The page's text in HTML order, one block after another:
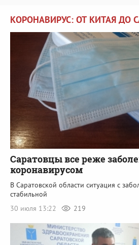
КОРОНАВИРУС: ОТ КИТАЯ ДО
Саратовцы все реже
коронавирусом
В Саратовской области ситуация с
стабильной
30 июля 13:22
219